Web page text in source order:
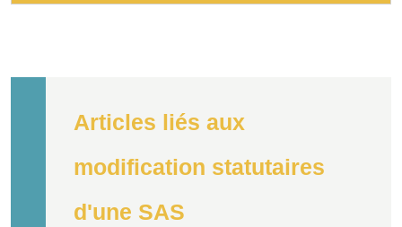
Articles liés aux
modification statutaires
d'une SAS